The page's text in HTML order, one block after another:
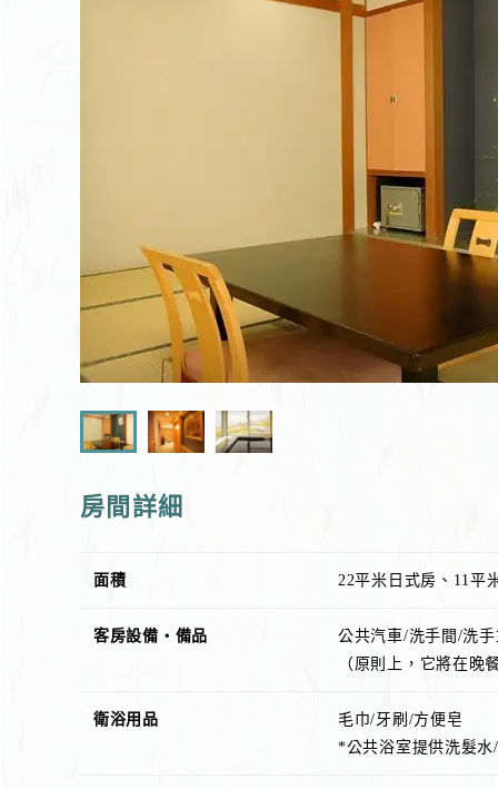
房間詳細
面積 22平米日式房、11平
客房設備・備品
公共汽車/洗手間/洗
（原則上，它將在晚
衛浴用品
毛巾/牙刷/方便皂
*公共浴室提供洗髮